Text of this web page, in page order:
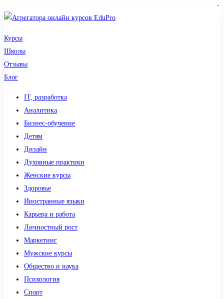
Курсы
Школы
Отзывы
Блог
IT, разработка
Аналитика
Бизнес-обучение
Детям
Дизайн
Духовные практики
Женские курсы
Здоровье
Иностранные языки
Карьера и работа
Личностный рост
Маркетинг
Мужские курсы
Общество и наука
Психология
Спорт